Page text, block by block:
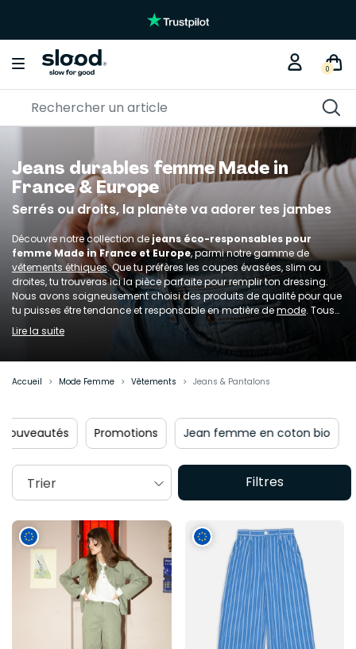
Braderie créative KITS DIY
0
Jeans durables femme Made in
France & Europe
Serrés ou droits, la planète va adorer tes jambes
Découvre notre collection dejeans éco-responsables pour
femme Made in France et Europe, parmi notre gamme de
vêtements éthiques. Que tu préfères les coupes évasées, slim ou
droites, tu trouveras ici la pièce parfaite pour remplir ton dressing.
Nous avons soigneusement choisi des produits de qualité pour que
tu puisses être tendance et responsable en matière demode. Tous
nos jeans éthiques pour femme sont fabriqués à partir de matières
naturelles, biologiques ou recyclées.
Lire la suite
Accueil Mode Femme Vêtements Jeans & Pantalons
Jean femme en coton bio Pantalons femme
Filtres
Trier